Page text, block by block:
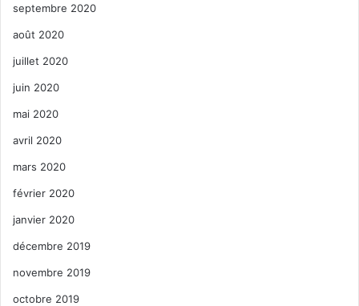
septembre 2020
août 2020
juillet 2020
juin 2020
mai 2020
avril 2020
mars 2020
février 2020
janvier 2020
décembre 2019
novembre 2019
octobre 2019